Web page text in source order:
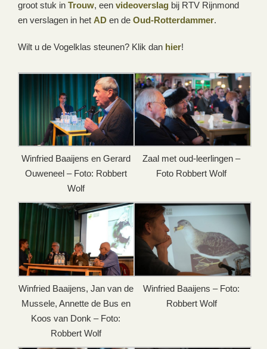
groot stuk in Trouw, een videoverslag bij RTV Rijnmond
en verslagen in het AD en de Oud-Rotterdammer.
Wilt u de Vogelklas steunen? Klik dan hier!
Winfried Baaijens en Gerard
Ouweneel – Foto: Robbert
Wolf
Zaal met oud-leerlingen –
Foto Robbert Wolf
Winfried Baaijens, Jan van de
Mussele, Annette de Bus en
Koos van Donk – Foto:
Robbert Wolf
Winfried Baaijens – Foto:
Robbert Wolf